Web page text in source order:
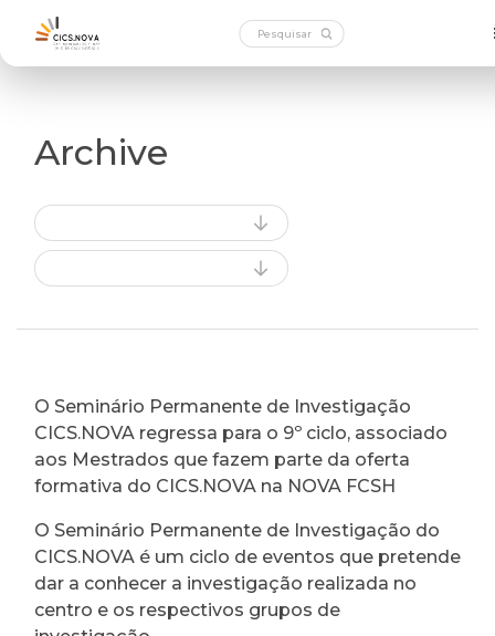
Archive
O Seminário Permanente de Investigação
CICS.NOVA regressa para o 9º ciclo, associado
aos Mestrados que fazem parte da oferta
formativa do CICS.NOVA na NOVA FCSH
O Seminário Permanente de Investigação do
CICS.NOVA é um ciclo de eventos que pretende
dar a conhecer a investigação realizada no
centro e os respectivos grupos de